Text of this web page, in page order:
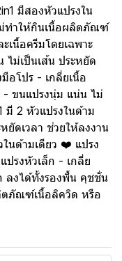
มีสองหัวแปรงใน
ทำให้กินเนื้อผลิตภัณฑ์
นื้อครีมโดยเฉพาะ
ไม่เป็นเส้น ประหยัด
อโปร - เกลี่ยเนื้อ
- ขนแปรงนุ่ม แน่น ไม่
2 หัวแปรงในด้าม
ยัดเวลา ช่วยให้ลงงาน
ในด้ามเดียว ❤️ แปรง
รงหัวเล็ก - เกลี่ย
ลงได้ทั้งรองพื้น คุชชั่น
ภัณฑ์เนื้อลิควิด หรือ